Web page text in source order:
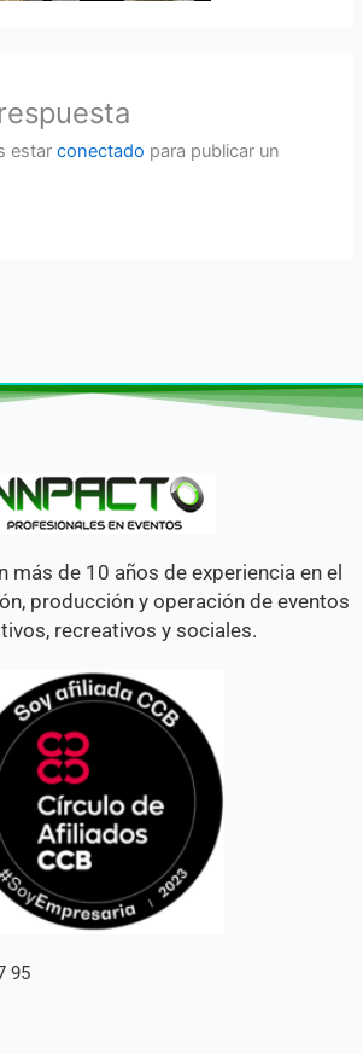
estarconectado para publicar un
más de 10 años de experiencia en el
producción y operación de eventos
recreativos y sociales.
95